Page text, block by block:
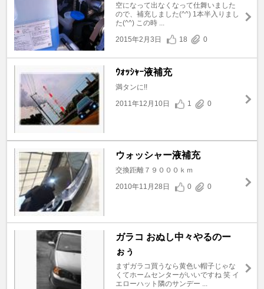
空になって出なくなって仕舞いました
ので、補充しました(^^) 1本半入りまし
た(^^) この時 ...
2015年2月3日
18 0
ｳｫｯｼｬｰ液補充
満タンに!!
2011年12月10日
1 0
ウォッシャー液補充
交換距離７９０００ｋｍ
2010年11月28日
0 0
ガラコ おぬし中々やるのー
ぉぅ
まずガラコ買うなら黄色い帽子じゃな
くてホームセンターがいいですね 笑 イ
エローハット隣のサンデー ...